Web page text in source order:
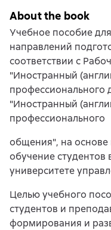
About the book
Учебное пособие
направлений
соответствии с
"Иностранный
профессионального
"Иностранный
профессионального
общения", на основе
обучение студентов
университете
Целью учебного
студентов и
формирования и